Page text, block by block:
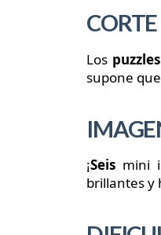
Los
supone
¡Seis mini
brillantes y